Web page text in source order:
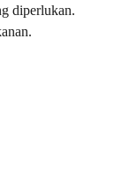
diperlukan.